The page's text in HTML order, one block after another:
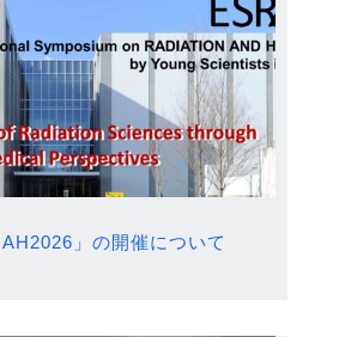
」の開催について